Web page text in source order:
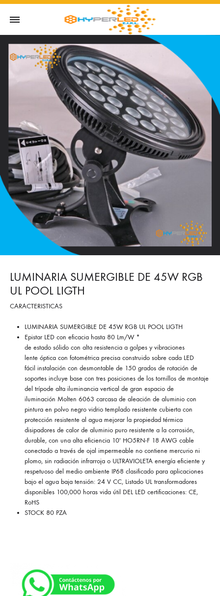
LUMINARIA SUMERGIBLE DE 45W RGB
UL POOL LIGTH
CARACTERISTICAS
LUMINARIA SUMERGIBLE DE 45W RGB UL POOL LIGTH
Epistar LED con eficacia hasta 80 Lm/W *
de estado sólido con alta resistencia a golpes y vibraciones
lente óptica con fotométrica precisa construido sobre cada LED
fácil instalación con desmontable de 150 grados de rotación de
soportes incluye base con tres posiciones de los tornillos de montaje
del trípode alta iluminancia vertical de gran espacio de
iluminación Molten 6063 carcasa de aleación de aluminio con
pintura en polvo negro vidrio templado resistente cubierta con
protección resistente al agua mejorar la propiedad térmica
disipadores de calor de aluminio puro resistente a la corrosión,
durable, con una alta eficiencia 10′ HO5RN-F 18 AWG cable
conectado a través de ojal impermeable no contiene mercurio ni
plomo, sin radiación infrarroja o ULTRAVIOLETA energía eficiente y
respetuoso del medio ambiente IP68 clasificado para aplicaciones
bajo el agua baja tensión: 24 V CC, Listado UL transformadores
disponibles 100,000 horas vida útil DEL LED certificaciones: CE,
RoHS
STOCK 80 PZA